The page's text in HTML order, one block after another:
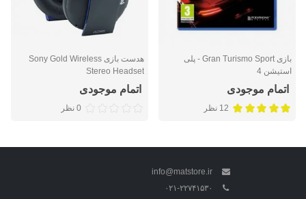
بازی Gran Turismo Sport - پلی
استیشن 4
اتمام موجودی
12 نظر
هدست بازی Sony Gold Wireless
Stereo Headset
اتمام موجودی
0 نظر
info@matstore.ir
۰۲۱-۲۲۷۴۱۵۳۰